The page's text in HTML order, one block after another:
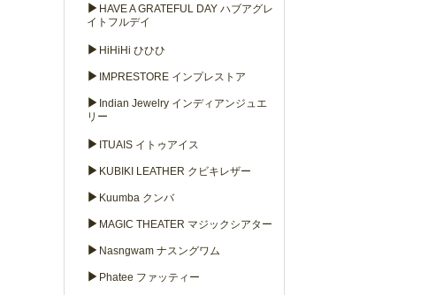
▶ HAVE A GRATEFUL DAY ハブアグレ
イトフルデイ
▶ HiHiHi ひひひ
▶ IMPRESTORE インプレストア
▶ Indian Jewelry インディアンジュエ
リー
▶ ITUAIS イトゥアイス
▶ KUBIKI LEATHER クビキレザー
▶ Kuumba クンバ
▶ MAGIC THEATER マジックシアター
▶ Nasngwam ナスングワム
▶ Phatee ファッティー